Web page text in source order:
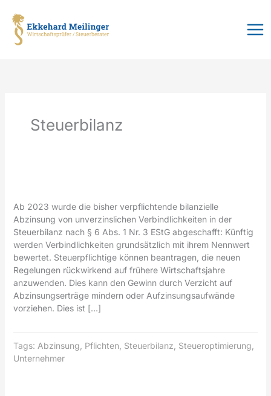
Inhalt
springen
Steuerbilanz
Ab 2023 wurde die bisher verpflichtende bilanzielle
Abzinsung von unverzinslichen Verbindlichkeiten in der
Steuerbilanz nach § 6 Abs. 1 Nr. 3 EStG abgeschafft: Künftig
werden Verbindlichkeiten grundsätzlich mit ihrem Nennwert
bewertet. Steuerpflichtige können beantragen, die neuen
Regelungen rückwirkend auf frühere Wirtschaftsjahre
anzuwenden. Dies kann den Gewinn durch Verzicht auf
Abzinsungserträge mindern oder Aufzinsungsaufwände
vorziehen. Dies ist […]
Tags: Abzinsung Pflichten Steuerbilanz Steueroptimierung
Unternehmer